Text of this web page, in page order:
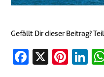
Gefällt Dir dieser Beitrag?
Facebook
X